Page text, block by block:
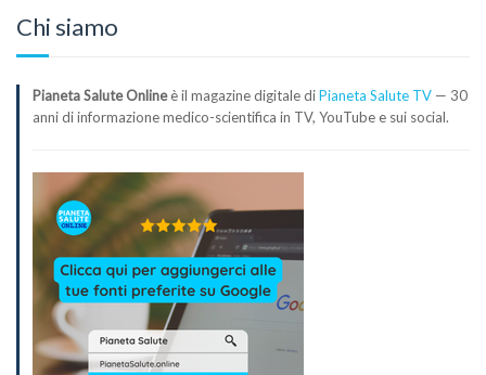
Chi siamo
Pianeta Salute Onlineè il magazine digitale diPianeta Salute TV — 30
anni di informazione medico-scientifica in TV, YouTube e sui social.